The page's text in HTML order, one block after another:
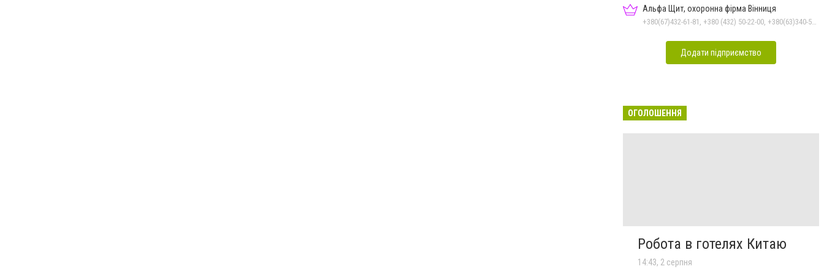
Альфа Щит, охоронна фірма Вінниця
+380(67)432-61-81, +380 (432) 50-22-00, +380(63)340-58-58
Додати підприємство
ОГОЛОШЕННЯ
Робота в готелях Китаю
14:43, 2 серпня